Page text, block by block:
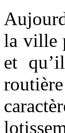
la ville
et